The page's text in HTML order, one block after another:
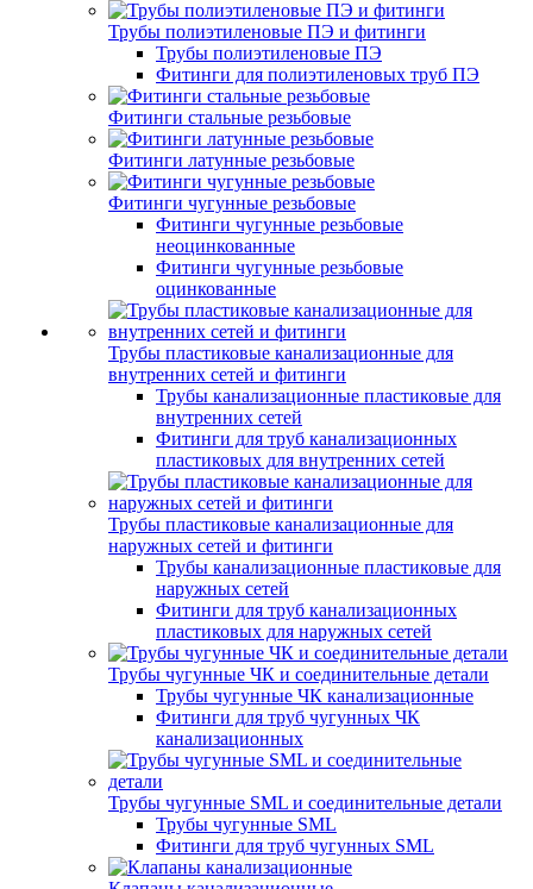
Трубы полиэтиленовые ПЭ и фитинги
Трубы полиэтиленовые ПЭ
Фитинги для полиэтиленовых труб ПЭ
Фитинги стальные резьбовые
Фитинги латунные резьбовые
Фитинги чугунные резьбовые
Фитинги чугунные резьбовые
неоцинкованные
Фитинги чугунные резьбовые
оцинкованные
Трубы пластиковые канализационные для
внутренних сетей и фитинги
Трубы канализационные пластиковые для
внутренних сетей
Фитинги для труб канализационных
пластиковых для внутренних сетей
Трубы пластиковые канализационные для
наружных сетей и фитинги
Трубы канализационные пластиковые для
наружных сетей
Фитинги для труб канализационных
пластиковых для наружных сетей
Трубы чугунные ЧК и соединительные детали
Трубы чугунные ЧК канализационные
Фитинги для труб чугунных ЧК
канализационных
Трубы чугунные SML и соединительные детали
Трубы чугунные SML
Фитинги для труб чугунных SML